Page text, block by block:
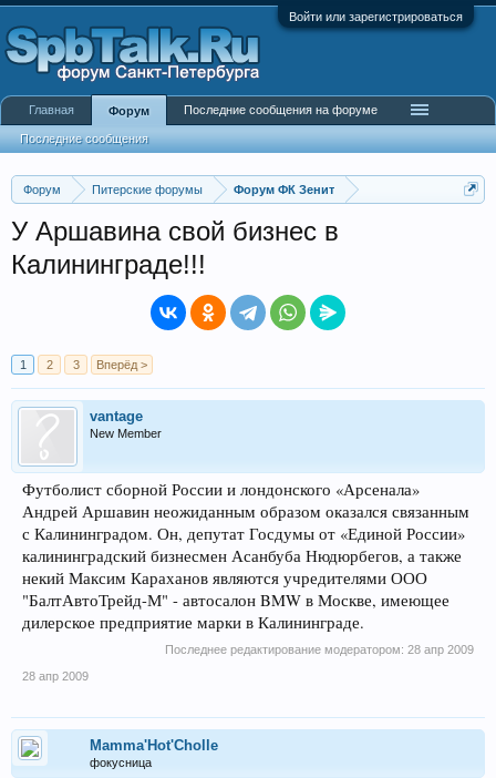
Войти или зарегистрироваться
Форум Питерские форумы Форум ФК Зенит
У Аршавина свой бизнес в
Калининграде!!!
1 2 3 Вперёд >
vantage
New Member
Футболист сборной России и лондонского «Арсенала»
Андрей Аршавин неожиданным образом оказался связанным
с Калининградом. Он, депутат Госдумы от «Единой России»
калининградский бизнесмен Асанбуба Нюдюрбегов, а также
некий Максим Караханов являются учредителями ООО
"БалтАвтоТрейд-М" - автосалон BMW в Москве, имеющее
дилерское предприятие марки в Калининграде.
Последнее редактирование модератором: 28 апр 2009
28 апр 2009
Mamma'Hot'Cholle
фокусница
Главная Форум
Последние сообщения
Последние сообщения на форуме